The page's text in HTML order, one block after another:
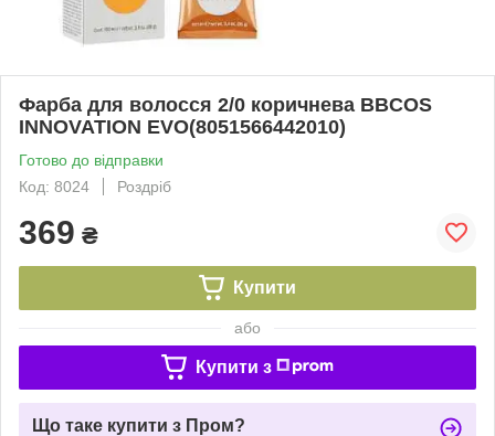
Фарба для волосся 2/0 коричнева BBCOS
INNOVATION EVO(8051566442010)
Готово до відправки
Код: 8024
Роздріб
369 ₴
Купити
або
Купити з
Що таке купити з Пром?